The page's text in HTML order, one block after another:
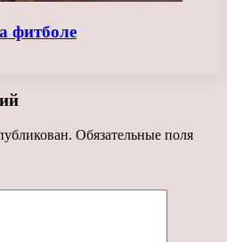
фитболе
Обязательные поля